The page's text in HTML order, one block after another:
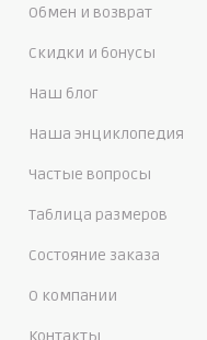
Обмен и возврат
Скидки и бонусы
Наш блог
Наша энциклопедия
Частые вопросы
Таблица размеров
Состояние заказа
О компании
Контакты